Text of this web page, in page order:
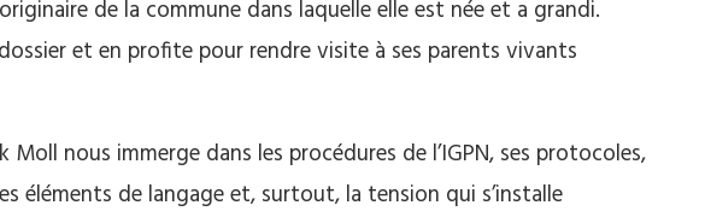
de la commune dans laquelle elle est née et a grandi.
et en profite pour rendre visite à ses parents vivants
Moll nous immerge dans les procédures de l’IGPN, ses protocoles,
éléments de langage et, surtout, la tension qui s’installe